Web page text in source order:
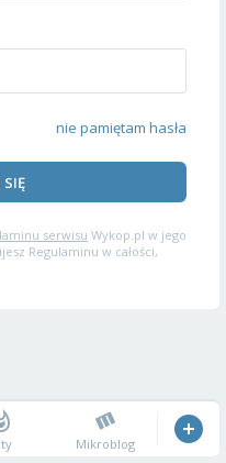
nie pamiętam hasła
serwisu Wykop.pl w jego
Regulaminu w całości,
Mikroblog